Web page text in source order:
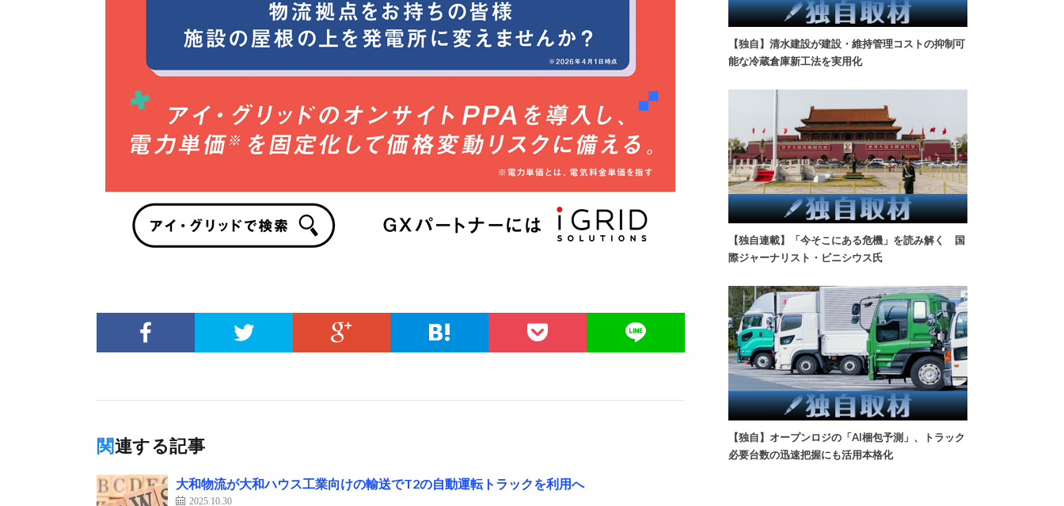
関連する記事
大和物流が大和ハウス工業向けの輸送でT2の自動運転トラックを利用へ
2025.10.30
【独自】清水建設が建設・維持管理コストの抑制可
能な冷蔵倉庫新工法を実用化
【独自連載】「今そこにある危機」を読み解く 国
際ジャーナリスト・ビニシウス氏
【独自】オープンロジの「AI梱包予測」、トラック
必要台数の迅速把握にも活用本格化